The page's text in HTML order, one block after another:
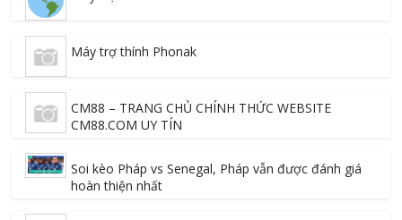
Máy trợ thính Phonak
CM88 – TRANG CHỦ CHÍNH THỨC WEBSITE
CM88.COM UY TÍN
Soi kèo Pháp vs Senegal, Pháp vẫn được đánh giá
hoàn thiện nhất